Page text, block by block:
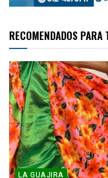
RECOMENDADOS PARA
LA GUAJIRA